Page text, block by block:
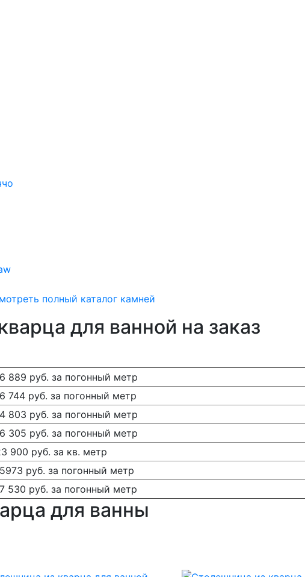
полный каталог камней
для ванной на заказ
889 руб. за погонный метр
744 руб. за погонный метр
803 руб. за погонный метр
305 руб. за погонный метр
900 руб. за кв. метр
руб. за погонный метр
530 руб. за погонный метр
для ванны